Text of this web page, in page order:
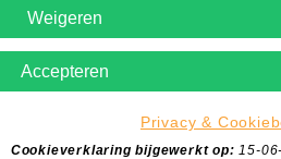
Weigeren
Accepteren
Privacy &
Cookieverklaring bijgewerkt op: 15-